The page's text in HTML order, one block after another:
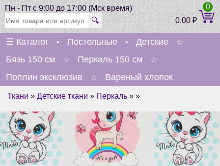
Пн - Пт с 9:00 до 17:00 (Мск время)
🔍 0.00₽
0
☰ Каталог • Постельные • Детские ☆
Бязь 150 см ☆ Перкаль 150 см ☆
Поплин эксклюзив ☆ Вареный хлопок
Ткани » Детские ткани » Перкаль » »